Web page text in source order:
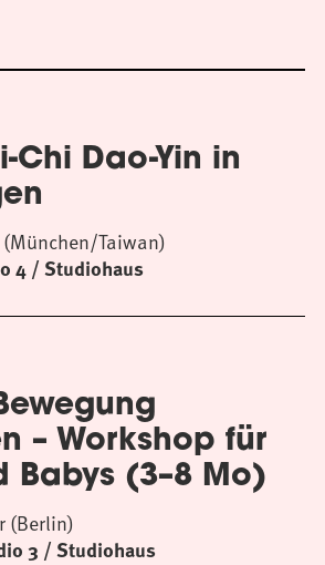
Chi Dao-Yin in
4 / Studiohaus
Taiwan)
– Workshop für
Babys (3–8 Mo)
3 / Studiohaus
(Berlin)